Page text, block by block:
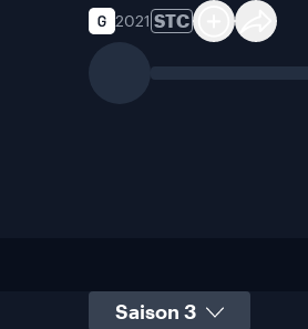
2021 STC
Sélectionner une saison